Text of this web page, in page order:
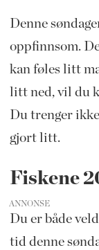
Denne
oppfinnsom.
kan føles litt
litt ned, vil du
Du trenger
gjort litt.
Fiskene
ANNONSE
Du er både
tid denne